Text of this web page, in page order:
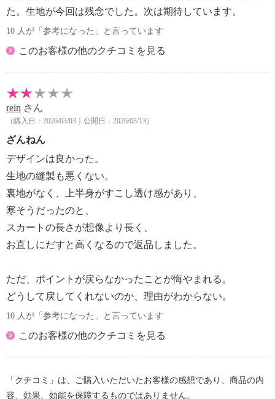
た。生地が今回は残念でした。次は期待しています。
10 人が「参考になった」と言っています
このお客様の他のクチコミを見る
rein さん
（購入日：2026/03/03｜公開日：2026/03/13）
ざんねん
デザインは良かった。
生地の縫製も悪くない。
裏地がなく、上半身がすこし透け感があり、
寒そうだったのと、
スカートの長さが想像より長く、
お直しにだすと高くなるので返品しました。
ただ、ポイントが戻らなかったことが悔やまれる。
どうして戻してくれないのか、理由がわからない。
10 人が「参考になった」と言っています
このお客様の他のクチコミを見る
「クチコミ」は、ご購入いただいたお客様の感想であり、商品の内
容、効果、効能を保障するものではありません。